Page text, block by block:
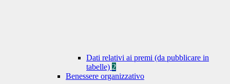
Dati relativi ai premi (da pubblicare in
tabelle) 2
Benessere organizzativo